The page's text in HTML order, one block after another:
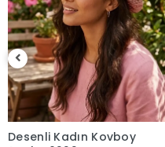
Desenli Kadın Kovboy